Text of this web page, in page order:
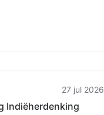
27 jul 2026
Indiëherdenking